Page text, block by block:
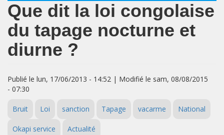
Que dit la loi congolaise
du tapage nocturne et
diurne ?
Publié le lun, 17/06/2013 - 14:52 | Modifié le sam, 08/08/2015
- 07:30
Bruit Loi sanction Tapage vacarme National
Okapi service Actualité